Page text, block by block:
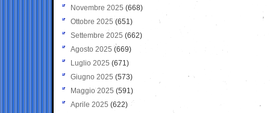
Novembre 2025 (668)
Ottobre 2025 (651)
Settembre 2025 (662)
Agosto 2025 (669)
Luglio 2025 (671)
Giugno 2025 (573)
Maggio 2025 (591)
Aprile 2025 (622)